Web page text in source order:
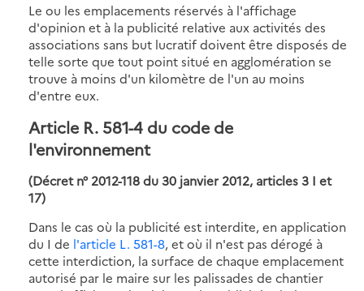
Le ou les emplacements réservés à l'affichage
d'opinion et à la publicité relative aux activités des
associations sans but lucratif doivent être disposés de
telle sorte que tout point situé en agglomération se
trouve à moins d'un kilomètre de l'un au moins
d'entre eux.
Article R. 581-4 du code de
l'environnement
(Décret n° 2012-118 du 30 janvier 2012, articles 3 I et
17)
Dans le cas où la publicité est interdite, en application
du I de l'article L. 581-8, et où il n'est pas dérogé à
cette interdiction, la surface de chaque emplacement
autorisé par le maire sur les palissades de chantier